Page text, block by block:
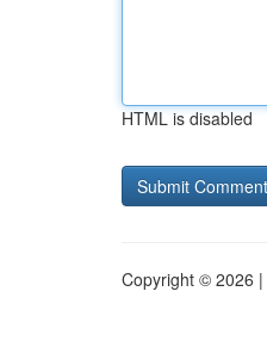
HTML is disabled
Copyright © 2026 |